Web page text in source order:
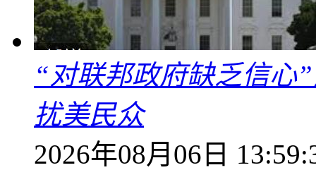
“对联邦政府缺乏信心
扰美民众
2026年08月06日